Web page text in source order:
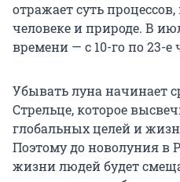
отражает суть
человеке и природе. В
времени — с 10-го по 23-е
Убывать луна начинает
Стрельце, которое
глобальных целей и
Поэтому до новолуния в
жизни людей будет